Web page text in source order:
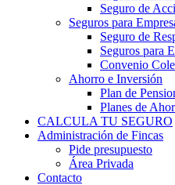
Seguro de
Seguros para
Seguro de
Seguros para
Convenio
Ahorro e Inversión
Plan de
Planes de
CALCULA TU SEGURO
Administración de Fincas
Pide presupuesto
Área Privada
Contacto